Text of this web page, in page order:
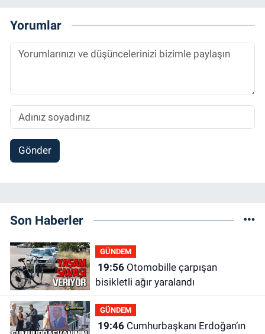
Yorumlar
Gönder
Son Haberler
GÜNDEM
19:56Otomobille çarpışan
bisikletli ağır yaralandı
GÜNDEM
19:46Cumhurbaşkanı Erdoğan’ın